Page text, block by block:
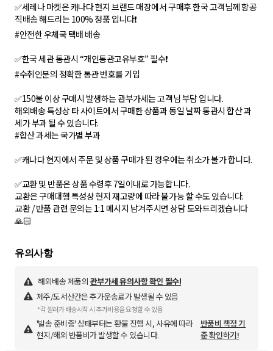
✅세레나 마켓은 캐나다 현지 브랜드 매장에서 구매후 한국 고객님께 항공
직배송 해드리는 100% 정품 입니다❗
#안전한 우체국 택배 배송
✅한국 세관 통관시 “개인통관고유부호” 필수❗
#수취인분의 정확한 통관 번호를 기입
✅150불 이상 구매시 발생하는 관부가세는 고객님 부담 입니다.
해외배송 특성상 타 사이트에서 구매한 상품과 동일 날짜 통관시 합산 과
세가 부과 될 수 있습니다.
#합산 과세는 국가별 부과
✅캐나다 현지에서 주문 및 상품 구매가 된 경우에는 취소가 불가 합니다.
✅교환 및 반품은 상품 수령후 7일이내로 가능합니다.
교환은 구매대행 특성상 현지 재고량에 따라 불가능 할 수도 있습니다.
교환 / 반품 관련 문의는 1:1 메시지 남겨주시면 상담 도와드리겠습니다
🙏🏻
유의사항
해외배송 제품의 관부가세 유의사항 확인 필수!
제주/도서산간은 추가운송료가 발생될 수 있음
*각 셀러가 배송시작 시 추가비용을 요청할 수 있음
'발송 준비중' 상태부터는 환불 진행 시, 사유에 따라
현지/해외 반품비가 발생할 수 있습니다.
반품비 책정 기
준 확인하기!